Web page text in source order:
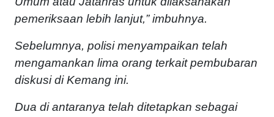
pemeriksaan lebih lanjut,” imbuhnya.
Sebelumnya, polisi menyampaikan telah
mengamankan lima orang terkait pembubaran
diskusi di Kemang ini.
Dua di antaranya telah ditetapkan sebagai